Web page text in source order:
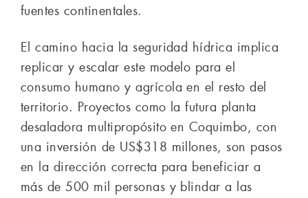
fuentes continentales.
El camino hacia la seguridad hídrica implica
replicar y escalar este modelo para el
consumo humano y agrícola en el resto del
territorio. Proyectos como la futura planta
desaladora multipropósito en Coquimbo, con
una inversión de US$318 millones, son pasos
en la dirección correcta para beneficiar a
más de 500 mil personas y blindar a las